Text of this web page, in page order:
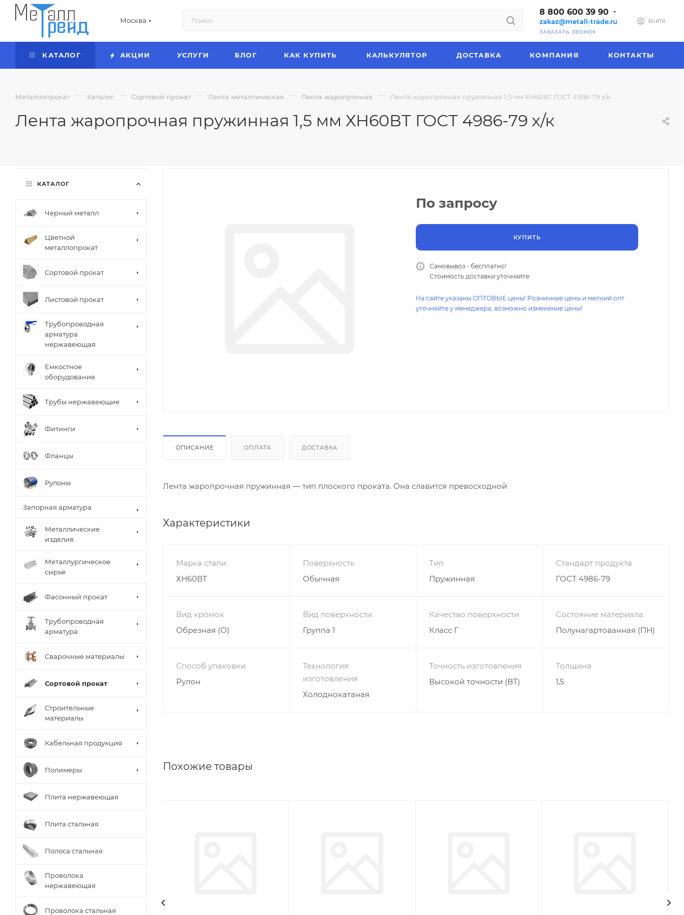
Москва
8 800 600 39 90
zakaz@metall-trade.ru
ЗАКАЗАТЬ ЗВОНОК
ВОЙТИ
КАТАЛОГ АКЦИИ УСЛУГИ БЛОГ КАК КУПИТЬ КАЛЬКУЛЯТОР ДОСТАВКА КОМПАНИЯ КОНТАКТЫ
Металлопрокат — Каталог — Сортовой прокат — Лента металлическая — Лента жаропрочная — Лента жаропрочная пружинная 1,5 мм ХН60ВТ ГОСТ 4986-79 х/к
Лента жаропрочная пружинная 1,5 мм ХН60ВТ ГОСТ 4986-79 х/к
По запросу
КУПИТЬ
Самовывоз - бесплатно!
Стоимость доставки уточняйте.
На сайте указаны ОПТОВЫЕ цены! Розничные цены и мелкий опт
уточняйте у менеджера, возможно изменение цены!
ОПИСАНИЕ ОПЛАТА ДОСТАВКА
Лента жаропрочная пружинная — тип плоского проката. Она славится превосходной
Характеристики
Марка стали
ХН60ВТ
Поверхность
Обычная
Тип
Пружинная
Стандарт продукта
ГОСТ 4986-79
Вид кромок
Обрезная (О)
Вид поверхности
Группа 1
Качество поверхности
Класс Г
Состояние материала
Полунагартованная (ПН)
Способ упаковки
Рулон
Технология
изготовления
Холоднокатаная
Точность изготовления
Высокой точности (ВТ)
Толщина
1,5
Похожие товары
КАТАЛОГ
Черный металл
Цветной
металлопрокат
Сортовой прокат
Листовой прокат
Трубопроводная
арматура
нержавеющая
Емкостное
оборудование
Трубы нержавеющие
Фитинги
Фланцы
Рулоны
Запорная арматура
Металлические
изделия
Металлургическое
сырье
Фасонный прокат
Трубопроводная
арматура
Сварочные материалы
Сортовой прокат
Строительные
материалы
Кабельная продукция
Полимеры
Плита нержавеющая
Плита стальная
Полоса стальная
Проволока
нержавеющая
Проволока стальная